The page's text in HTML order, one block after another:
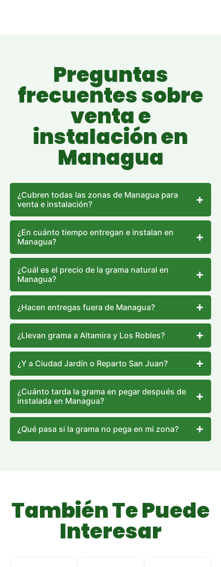
Preguntas
frecuentes sobre
venta e
instalación en
Managua
¿Cubren todas las zonas de Managua para
venta e instalación?
¿En cuánto tiempo entregan e instalan en
Managua?
¿Cuál es el precio de la grama natural en
Managua?
¿Hacen entregas fuera de Managua?
¿Llevan grama a Altamira y Los Robles?
¿Y a Ciudad Jardín o Reparto San Juan?
¿Cuánto tarda la grama en pegar después de
instalada en Managua?
¿Qué pasa si la grama no pega en mi zona?
También Te Puede
Interesar